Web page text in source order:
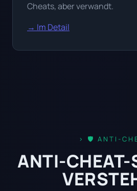
Cheats, aber verwandt.
→ Im Detail
🛡️ ANTI-
ANTI-CHEAT-